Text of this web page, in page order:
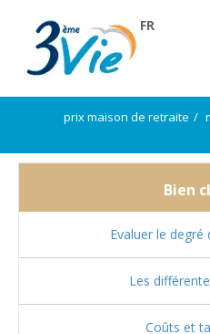
FR
prix maison de retraite
Bien
Evaluer le degré
Les
Coûts et